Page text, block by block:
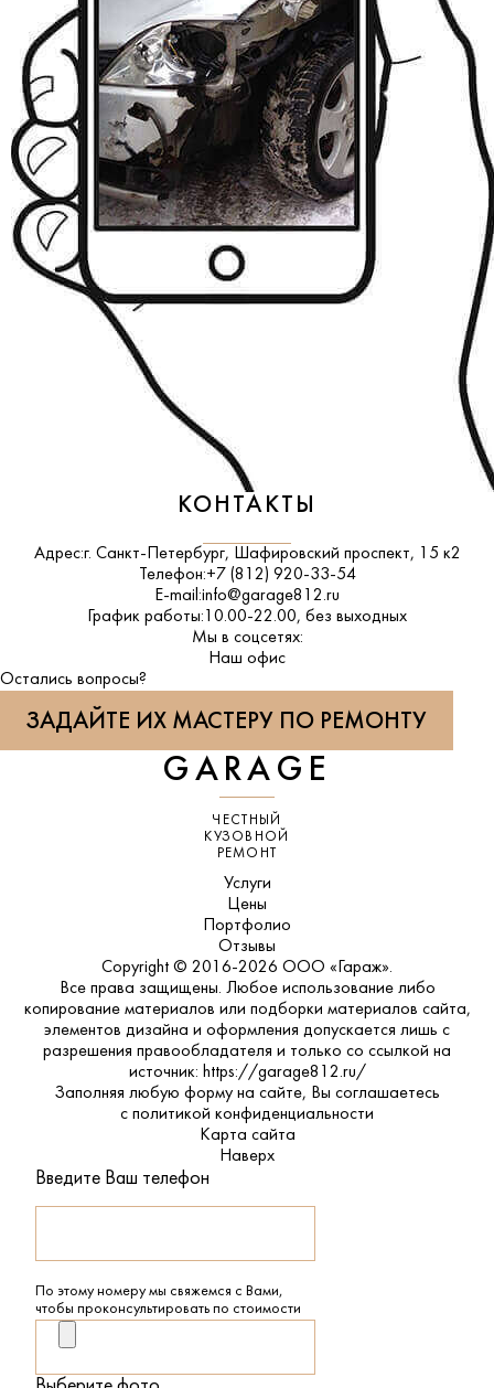
КОНТАКТЫ
Адрес:г. Санкт-Петербург, Шафировский проспект, 15 к2
Телефон:+7 (812) 920-33-54
E-mail:info@garage812.ru
График работы: 10.00-22.00, без выходных
Мы в соцсетях:
ВКонтакте
Наш офис
Остались вопросы?
ЗАДАЙТЕ ИХ МАСТЕРУ ПО РЕМОНТУ
GARAGE
ЧЕСТНЫЙ
КУЗОВНОЙ
РЕМОНТ
Услуги
Цены
Портфолио
Отзывы
Copyright © 2016-2026 ООО «Гараж».
Все права защищены. Любое использование либо
копирование материалов или подборки материалов сайта,
элементов дизайна и оформления допускается лишь с
разрешения правообладателя и только со ссылкой на
источник: https://garage812.ru/
Заполняя любую форму на сайте, Вы соглашаетесь
с политикой конфиденциальности
Карта сайта
Наверх
Введите Ваш телефон
По этому номеру мы свяжемся с Вами,
чтобы проконсультировать по стоимости